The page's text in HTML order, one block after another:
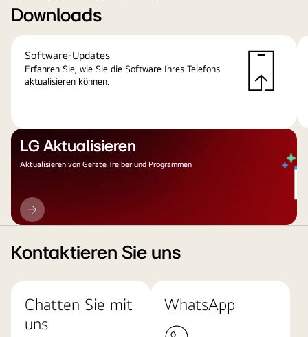
Downloads
Software-Updates
Erfahren Sie, wie Sie die Software Ihres Telefons
aktualisieren können.
LG Aktualisieren
Aktualisieren von Geräte Treiber und Programmen
LG
Aktualisieren
Kontaktieren Sie uns
Chatten Sie mit
uns
WhatsApp